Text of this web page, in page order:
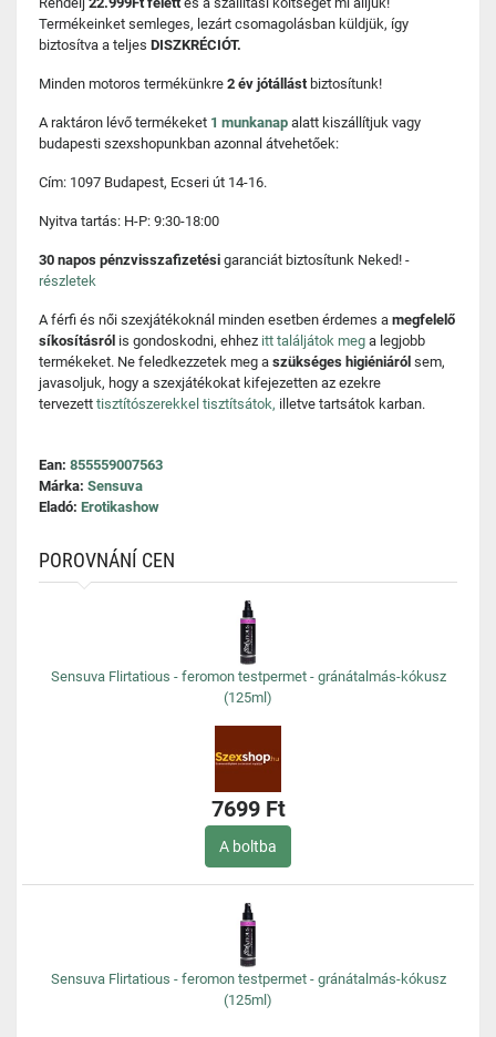
Termékeinket semleges, lezárt csomagolásban küldjük, így
biztosítva a teljes DISZKRÉCIÓT.
Minden motoros termékünkre 2 év jótállást biztosítunk!
A raktáron lévő termékeket 1 munkanap alatt kiszállítjuk vagy
budapesti szexshopunkban azonnal átvehetőek:
Cím: 1097 Budapest, Ecseri út 14-16.
Nyitva tartás: H-P: 9:30-18:00
30 napos pénzvisszafizetési garanciát biztosítunk Neked! -
részletek
A férfi és női szexjátékoknál minden esetben érdemes a megfelelő
síkosításról is gondoskodni, ehhez itt találjátok meg a legjobb
termékeket. Ne feledkezzetek meg a szükséges higiéniáról sem,
javasoljuk, hogy a szexjátékokat kifejezetten az ezekre
tervezett tisztítószerekkel tisztítsátok, illetve tartsátok karban.
Ean: 855559007563
Márka: Sensuva
Eladó: Erotikashow
POROVNÁNÍ CEN
Sensuva Flirtatious - feromon testpermet - gránátalmás-kókusz
(125ml)
7699 Ft
A boltba
Sensuva Flirtatious - feromon testpermet - gránátalmás-kókusz
(125ml)